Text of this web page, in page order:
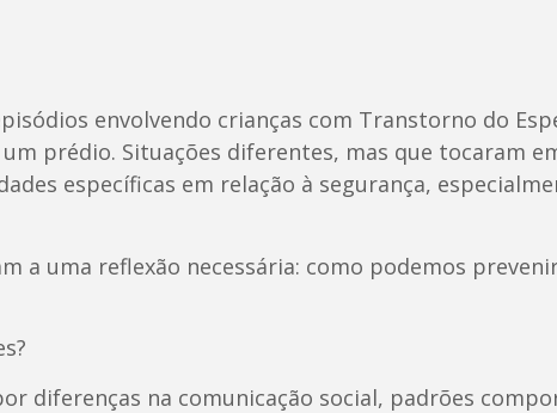
envolvendo crianças com Transtorno do
prédio. Situações diferentes, mas que tocaram
específicas em relação à segurança,
a uma reflexão necessária: como podemos
diferenças na comunicação social, padrões